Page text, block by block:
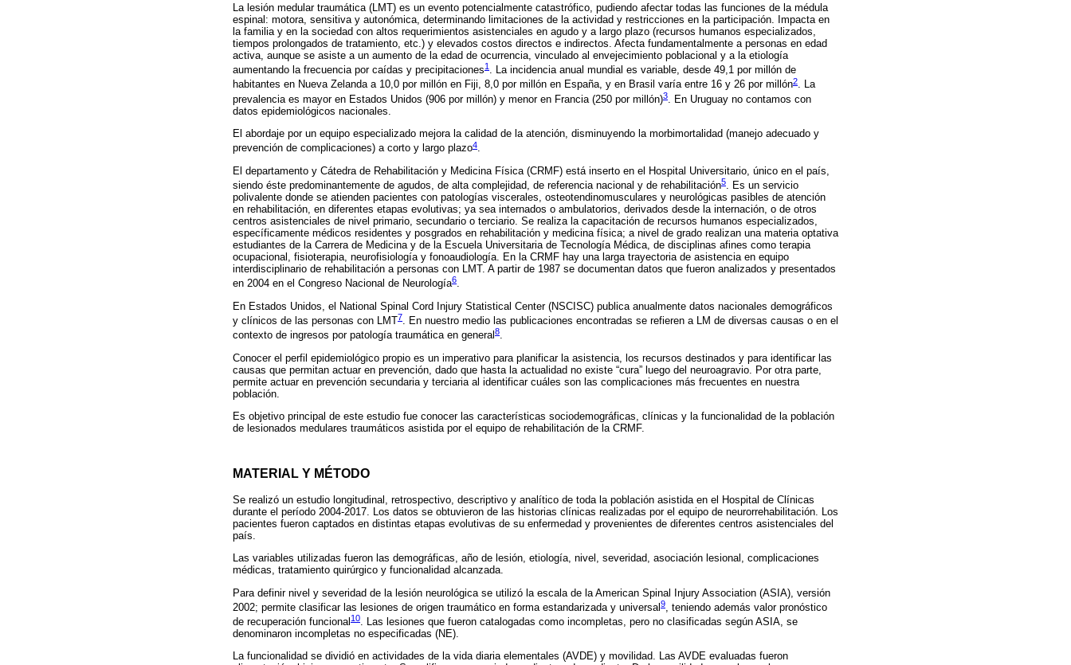
La lesión medular traumática (LMT) es un evento potencialmente catastrófico, pudiendo afectar todas las funciones de la médula
espinal: motora, sensitiva y autonómica, determinando limitaciones de la actividad y restricciones en la participación. Impacta en
la familia y en la sociedad con altos requerimientos asistenciales en agudo y a largo plazo (recursos humanos especializados,
tiempos prolongados de tratamiento, etc.) y elevados costos directos e indirectos. Afecta fundamentalmente a personas en edad
activa, aunque se asiste a un aumento de la edad de ocurrencia, vinculado al envejecimiento poblacional y a la etiología
aumentando la frecuencia por caídas y precipitaciones1 . La incidencia anual mundial es variable, desde 49,1 por millón de
habitantes en Nueva Zelanda a 10,0 por millón en Fiji, 8,0 por millón en España, y en Brasil varía entre 16 y 26 por millón2. La
prevalencia es mayor en Estados Unidos (906 por millón) y menor en Francia (250 por millón)3
. En Uruguay no contamos con
datos epidemiológicos nacionales.
El abordaje por un equipo especializado mejora la calidad de la atención, disminuyendo la morbimortalidad (manejo adecuado y
prevención de complicaciones) a corto y largo plazo4.
El departamento y Cátedra de Rehabilitación y Medicina Física (CRMF) está inserto en el Hospital Universitario, único en el país,
siendo éste predominantemente de agudos, de alta complejidad, de referencia nacional y de rehabilitación5. Es un servicio
polivalente donde se atienden pacientes con patologías viscerales, osteotendinomusculares y neurológicas pasibles de atención
en rehabilitación, en diferentes etapas evolutivas; ya sea internados o ambulatorios, derivados desde la internación, o de otros
centros asistenciales de nivel primario, secundario o terciario. Se realiza la capacitación de recursos humanos especializados,
específicamente médicos residentes y posgrados en rehabilitación y medicina física; a nivel de grado realizan una materia optativa
estudiantes de la Carrera de Medicina y de la Escuela Universitaria de Tecnología Médica, de disciplinas afines como terapia
ocupacional, fisioterapia, neurofisiología y fonoaudiología. En la CRMF hay una larga trayectoria de asistencia en equipo
interdisciplinario de rehabilitación a personas con LMT. A partir de 1987 se documentan datos que fueron analizados y presentados
en 2004 en el Congreso Nacional de Neurología6.
En Estados Unidos, el National Spinal Cord Injury Statistical Center (NSCISC) publica anualmente datos nacionales demográficos
y clínicos de las personas con LMT7. En nuestro medio las publicaciones encontradas se refieren a LM de diversas causas o en el
contexto de ingresos por patología traumática en general8.
Conocer el perfil epidemiológico propio es un imperativo para planificar la asistencia, los recursos destinados y para identificar las
causas que permitan actuar en prevención, dado que hasta la actualidad no existe “cura” luego del neuroagravio. Por otra parte,
permite actuar en prevención secundaria y terciaria al identificar cuáles son las complicaciones más frecuentes en nuestra
población.
Es objetivo principal de este estudio fue conocer las características sociodemográficas, clínicas y la funcionalidad de la población
de lesionados medulares traumáticos asistida por el equipo de rehabilitación de la CRMF.
MATERIAL Y MÉTODO
Se realizó un estudio longitudinal, retrospectivo, descriptivo y analítico de toda la población asistida en el Hospital de Clínicas
durante el período 2004-2017. Los datos se obtuvieron de las historias clínicas realizadas por el equipo de neurorrehabilitación. Los
pacientes fueron captados en distintas etapas evolutivas de su enfermedad y provenientes de diferentes centros asistenciales del
país.
Las variables utilizadas fueron las demográficas, año de lesión, etiología, nivel, severidad, asociación lesional, complicaciones
médicas, tratamiento quirúrgico y funcionalidad alcanzada.
Para definir nivel y severidad de la lesión neurológica se utilizó la escala de la American Spinal Injury Association (ASIA), versión
2002; permite clasificar las lesiones de origen traumático en forma estandarizada y universal 9
, teniendo además valor pronóstico
de recuperación funcional 10. Las lesiones que fueron catalogadas como incompletas, pero no clasificadas según ASIA, se
denominaron incompletas no especificadas (NE).
La funcionalidad se dividió en actividades de la vida diaria elementales (AVDE) y movilidad. Las AVDE evaluadas fueron